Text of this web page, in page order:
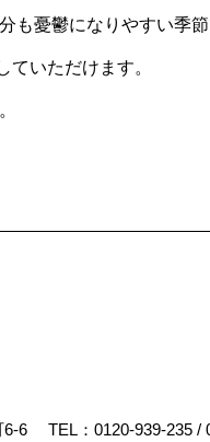
も憂鬱になりやすい季
ていただけます。
6-6 TEL： 0120-939-235 /